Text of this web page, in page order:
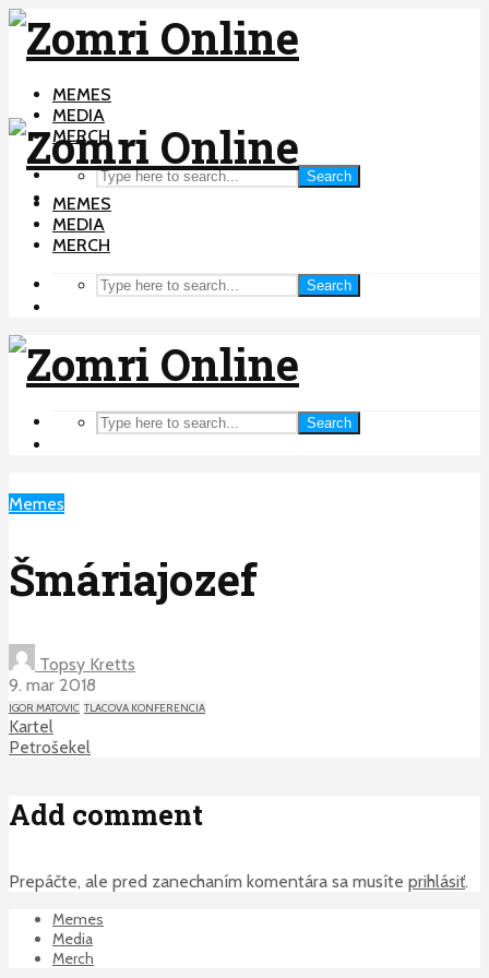
MEMES
MEDIA
MERCH
Search
MEMES
MEDIA
MERCH
Search
Search
Memes
Šmáriajozef
Topsy Kretts
9. mar 2018
IGOR MATOVIC TLACOVA KONFERENCIA
Kartel
Petrošekel
Add comment
Prepáčte, ale pred zanechaním komentára sa musíte prihlásiť.
Memes
Media
Merch